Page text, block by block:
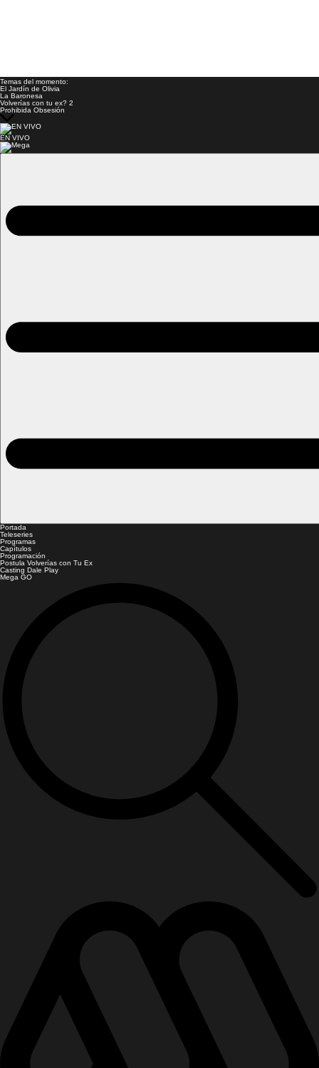
Temas del momento:
El Jardín de Olivia
La Baronesa
Volverías con tu ex? 2
Prohibida Obsesión
EN VIVO
Portada
Teleseries
Programas
Capítulos
Programación
Postula Volverías con Tu Ex
Casting Dale Play
Mega GO